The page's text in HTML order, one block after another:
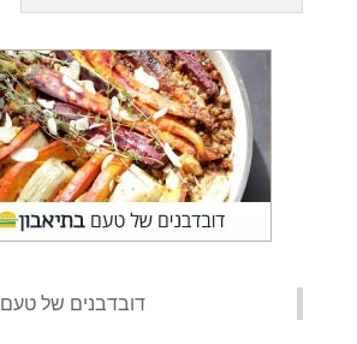
‏דובדבנים של טעם‏